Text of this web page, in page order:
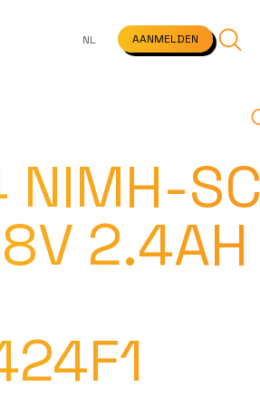
VEELGESTELDE VRAGEN STARTPAGINA
NL AANMELDEN
NIMH-SC
2.4AH